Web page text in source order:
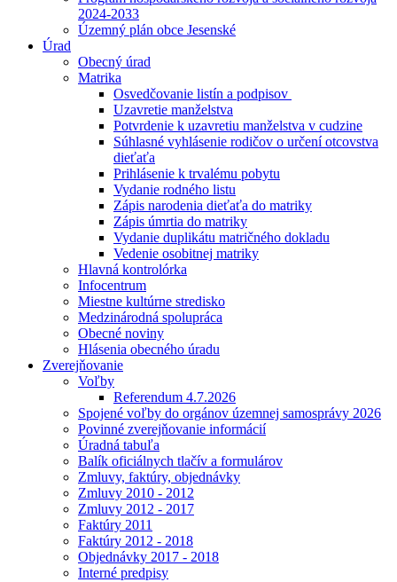
2024-2033
Územný plán obce Jesenské
Úrad
Obecný úrad
Matrika
Osvedčovanie listín a podpisov
Uzavretie manželstva
Potvrdenie k uzavretiu manželstva v cudzine
Súhlasné vyhlásenie rodičov o určení otcovstva
dieťaťa
Prihlásenie k trvalému pobytu
Vydanie rodného listu
Zápis narodenia dieťaťa do matriky
Zápis úmrtia do matriky
Vydanie duplikátu matričného dokladu
Vedenie osobitnej matriky
Hlavná kontrolórka
Infocentrum
Miestne kultúrne stredisko
Medzinárodná spolupráca
Obecné noviny
Hlásenia obecného úradu
Zverejňovanie
Voľby
Referendum 4.7.2026
Spojené voľby do orgánov územnej samosprávy 2026
Povinné zverejňovanie informácií
Úradná tabuľa
Balík oficiálnych tlačív a formulárov
Zmluvy, faktúry, objednávky
Zmluvy 2010 - 2012
Zmluvy 2012 - 2017
Faktúry 2011
Faktúry 2012 - 2018
Objednávky 2017 - 2018
Interné predpisy